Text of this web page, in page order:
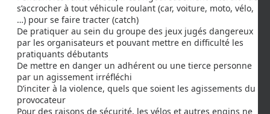
s’accrocher à tout véhicule roulant (car, voiture, moto, vélo,
…) pour se faire tracter (catch)
De pratiquer au sein du groupe des jeux jugés dangereux
par les organisateurs et pouvant mettre en difficulté les
pratiquants débutants
De mettre en danger un adhérent ou une tierce personne
par un agissement irréfléchi
D’inciter à la violence, quels que soient les agissements du
provocateur
Pour des raisons de sécurité, les vélos et autres engins ne